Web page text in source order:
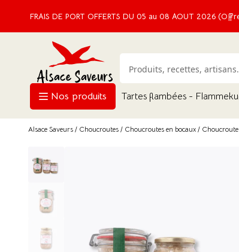
FRAIS DE PORT OFFERTS DU 05 au 08 AOUT 2026
Nos produits Tartes flambées -
Alsace Saveurs / Choucroutes / Choucroutes en bocaux /